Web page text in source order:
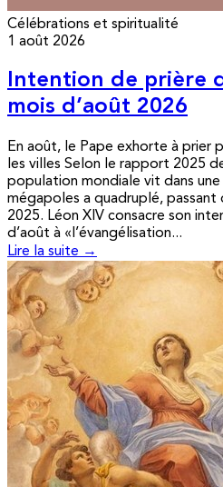
Célébrations et spiritualité
1 août 2026
Intention de prière
mois d’août 2026
En août, le Pape exhorte à prier
les villes Selon le rapport 2025
population mondiale vit dans
mégapoles a quadruplé, passant
2025. Léon XIV consacre son
d’août à «l’évangélisation...
Lire la suite →